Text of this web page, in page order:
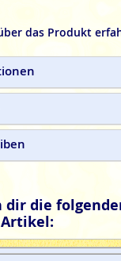
das Produkt
dir die